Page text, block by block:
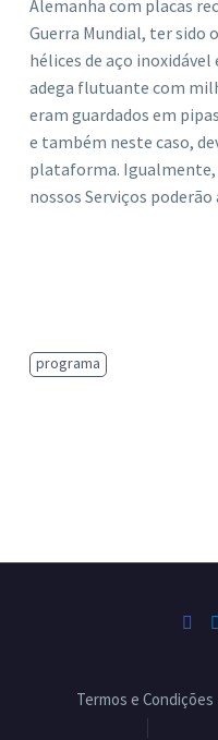
Alemanha com placas
Guerra Mundial, ter sido
hélices de aço
adega flutuante com
eram guardados em
e também neste caso,
plataforma. Igualmente,
nossos Serviços
programa
Termos e Condições